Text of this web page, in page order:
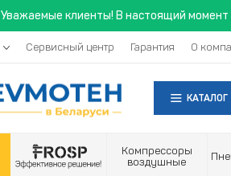
Уважаемые клиенты! В настоящий момент
Сервисный центр Гарантия О
Компрессоры
воздушные